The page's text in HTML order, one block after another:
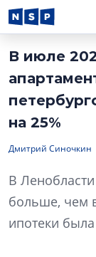
В июле
на 25%
Дмитрий Синочкин
В
больше, чем
ипотеки